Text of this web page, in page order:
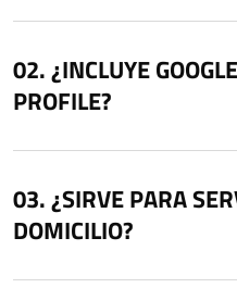
¿INCLUYE
PROFILE?
¿SIRVE PARA
DOMICILIO?